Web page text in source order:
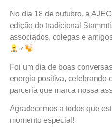
No dia 18 de outubro, a
edição do tradicional
associados, colegas e
‍♂
Foi um dia de boas
energia positiva, celebrando
parceria que marca nossa
Agradecemos a todos que
momento especial!